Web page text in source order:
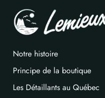
Notre histoire
Principe de la boutique
Les Détaillants au Québec